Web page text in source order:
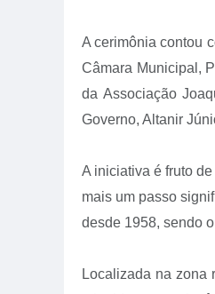
A cerimônia contou
Câmara Municipal,
da Associação
Governo, Altanir
A iniciativa é fruto
mais um passo
desde 1958, sendo
Localizada na zona